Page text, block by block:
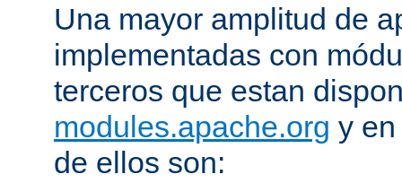
Una mayor amplitud de
implementadas con
terceros que estan
modules.apache.org y
de ellos son: